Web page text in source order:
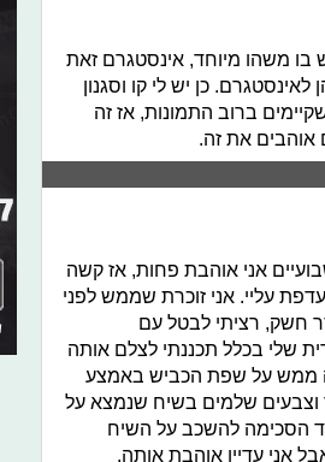
בו משהו מיוחד, אינסטגרם זאת
כן יש לי קו וסגנון
ברוב התמונות, אז זה
אוהבים את זה.
אני אוהבת פחות, אז קשה
עליי. אני זוכרת שממש לפני
חשק, רציתי לבטל עם
שלי בכלל תכננתי לצלם אותה
ממש על שפת הכביש באמצע
וצבעים שלמים בשיח שנמצא על
הסכימה להשכב על השיח
אני עדיין אוהבת אותה.